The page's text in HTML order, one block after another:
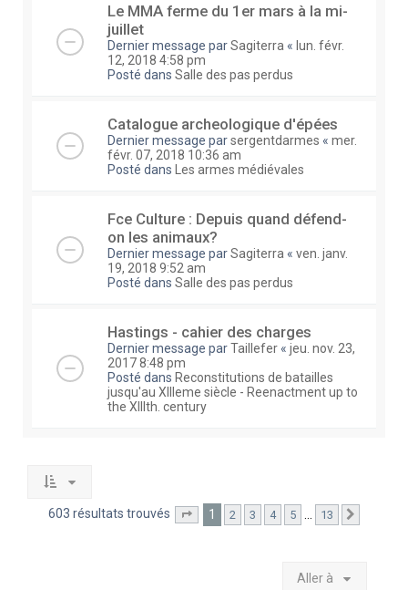
Le MMA ferme du 1er mars à la mi-
juillet
Dernier message parSagiterra « lun. févr.
12, 2018 4:58 pm
Posté dans Salle des pas perdus
Catalogue archeologique d'épées
Dernier message parsergentdarmes « mer.
févr. 07, 2018 10:36 am
Posté dans
Les armes médiévales
Fce Culture : Depuis quand défend-
on les animaux?
Dernier message parSagiterra « ven. janv.
19, 2018 9:52 am
Posté dans Salle des pas perdus
Hastings - cahier des charges
Dernier message parTaillefer « jeu. nov. 23,
2017 8:48 pm
Posté dans Reconstitutions de batailles
jusqu'au XIIIeme siècle - Reenactment up to
the XIIIth. century
603 résultats trouvés Page sur13
1 2 3 4 5 … 13
Aller à